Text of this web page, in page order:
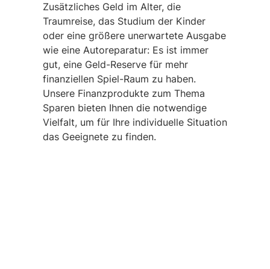
Zusätzliches Geld im Alter, die
Traumreise, das Studium der Kinder
oder eine größere unerwartete Ausgabe
wie eine Autoreparatur: Es ist immer
gut, eine Geld-Reserve für mehr
finanziellen Spiel-Raum zu haben.
Unsere Finanzprodukte zum Thema
Sparen bieten Ihnen die notwendige
Vielfalt, um für Ihre individuelle Situation
das Geeignete zu finden.